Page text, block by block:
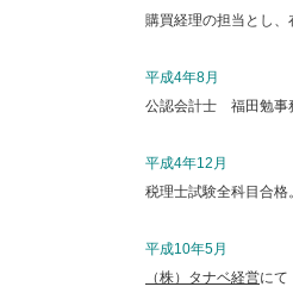
購買経理の担当とし
平成4年8月
公認会計士 福田勉事
平成4年12月
税理士試験全科目合
平成10年5月
（株）タナベ経営にて